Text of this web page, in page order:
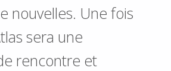
nouvelles. Une fois
sera une
rencontre et